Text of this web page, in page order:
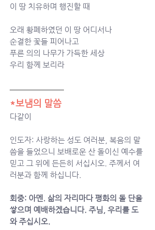
이 땅 치유하며 행진할 때
오래 황폐하였던 이 땅 어디서나
순결한 꽃들 피어나고
푸른 의의 나무가 가득한 세상
우리 함께 보리라
*보냄의 말씀
다같이
인도자: 사랑하는 성도 여러분, 복음의 말
씀을 들었으니 보배로운 산 돌이신 예수를
믿고 그 위에 든든히 서십시오. 주께서 여
러분과 함께 하십니다.
회중: 아멘. 삶의 자리마다 평화의 돌 단을
쌓으며 예배하겠습니다. 주님, 우리를 도
와 주십시오.